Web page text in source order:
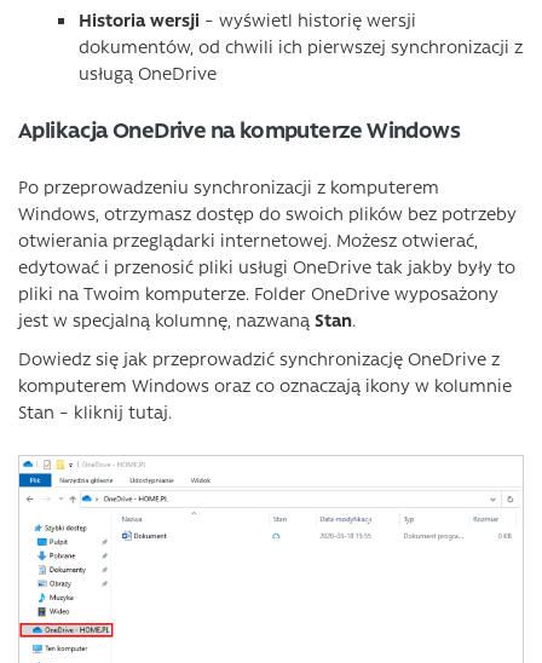
Historia wersji – wyświetl historię wersji
dokumentów, od chwili ich pierwszej synchronizacji z
usługą OneDrive
Aplikacja OneDrive na komputerze Windows
Po przeprowadzeniu synchronizacji z komputerem
Windows, otrzymasz dostęp do swoich plików bez potrzeby
otwierania przeglądarki internetowej. Możesz otwierać,
edytować i przenosić pliki usługi OneDrive tak jakby były to
pliki na Twoim komputerze. Folder OneDrive wyposażony
jest w specjalną kolumnę, nazwaną Stan.
Dowiedz się jak przeprowadzić synchronizację OneDrive z
komputerem Windows oraz co oznaczają ikony w kolumnie
Stan – kliknij tutaj.